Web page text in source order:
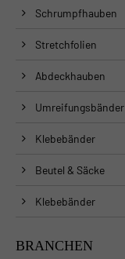
Schrumpfhauben
Stretchfolien
Abdeckhauben
Umreifungsbänder
Klebebänder
Beutel & Säcke
Klebebänder
BRANCHEN